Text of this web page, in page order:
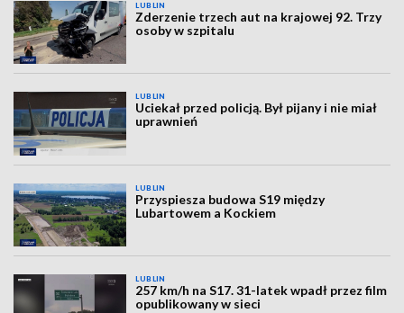
LUBLIN
Zderzenie trzech aut na krajowej 92. Trzy
osoby w szpitalu
LUBLIN
Uciekał przed policją. Był pijany i nie miał
uprawnień
LUBLIN
Przyspiesza budowa S19 między
Lubartowem a Kockiem
LUBLIN
257 km/h na S17. 31-latek wpadł przez film
opublikowany w sieci